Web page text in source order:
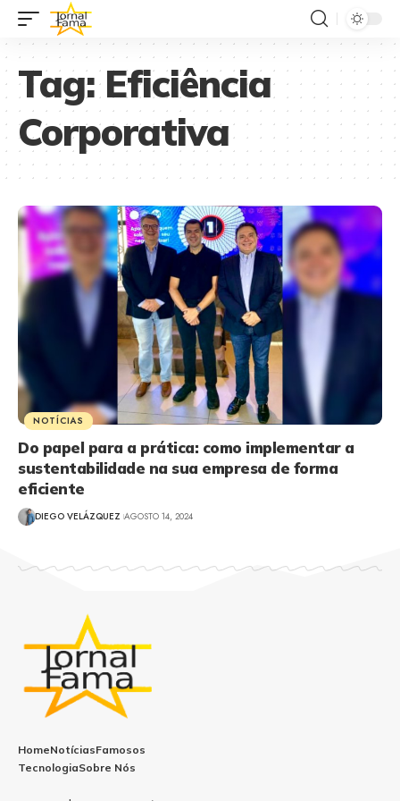
Tag:Eficiência
Corporativa
NOTÍCIAS
Do papel para a prática: como implementar a
sustentabilidade na sua empresa de forma
eficiente
DIEGO VELÁZQUEZ AGOSTO 14, 2024
HomeNotíciasFamosos
TecnologiaSobre Nós